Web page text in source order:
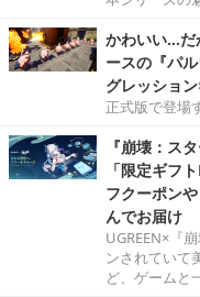
かわいい…だ
ースの『パ
グレッショ
正式版で登場
『崩壊：ス
「限定ギフ
フクーポン
んでお届け
UGREEN×『
ンされていて
ど、ゲームと